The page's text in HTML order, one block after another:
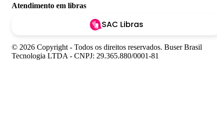
Atendimento em libras
SAC Libras
© 2026 Copyright - Todos os direitos reservados. Buser Brasil
Tecnologia LTDA - CNPJ: 29.365.880/0001-81